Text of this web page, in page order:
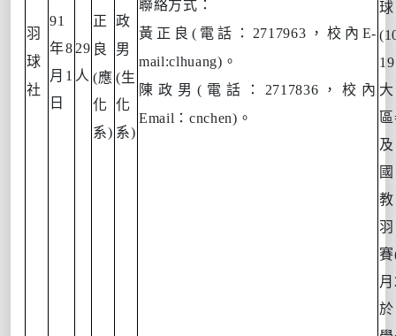
羽
球
社
91
年8
月 1
日
29
人
正
良
(應
化
系)
政
男
(生
化
系)
聯絡方式：
黃正良 ( 電話： 2717963 ，校內 E-
mail:clhuang) 。
陳政男 ( 電話： 2717836 ，校內
Email ：cnchen) 。
19
賽
月